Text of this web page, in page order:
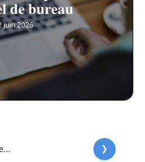
de bureau
juin 2026